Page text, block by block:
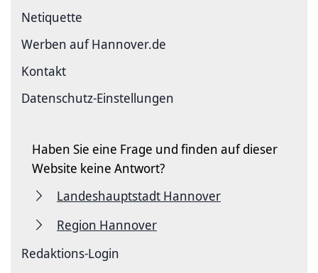
Netiquette
Werben auf Hannover.de
Kontakt
Datenschutz-Einstellungen
Haben Sie eine Frage und finden auf dieser
Website keine Antwort?
Landeshauptstadt Hannover
Region Hannover
Redaktions-Login